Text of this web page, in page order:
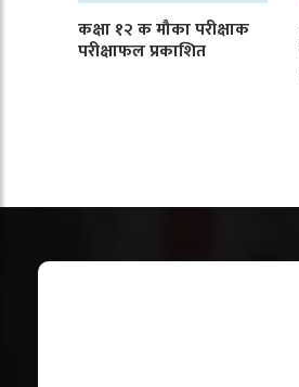
कक्षा १२ क मौका परीक्षाक
परीक्षाफल प्रकाशित